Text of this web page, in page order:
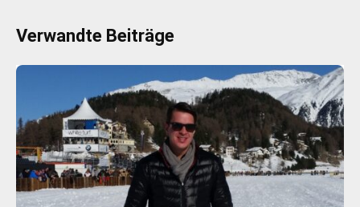
Verwandte Beiträge